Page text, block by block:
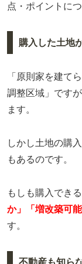
点・ポイントに
購入した土地
「原則家を建て
調整区域」です
ます。
しかし土地の購
もあるのです。
もしも購入でき
か」「増改築可
す。